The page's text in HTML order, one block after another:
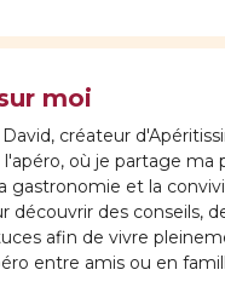
moi
créateur
où je partage ma
gastronomie et la
découvrir des conseils,
afin de vivre
entre amis ou en